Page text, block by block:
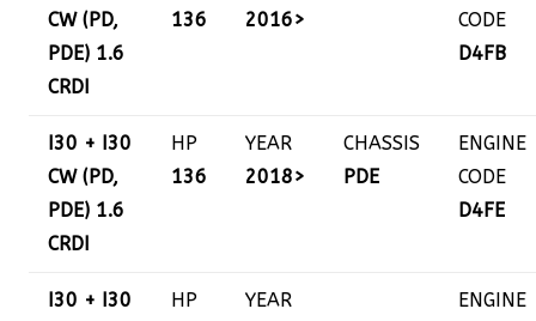
CW (PD,
PDE) 1.6
CRDI
136
2016>
CODE
D4FB
I30 + I30
CW (PD,
PDE) 1.6
CRDI
HP
136
YEAR
2018>
CHASSIS
PDE
ENGINE
CODE
D4FE
I30 + I30
HP
YEAR
ENGINE